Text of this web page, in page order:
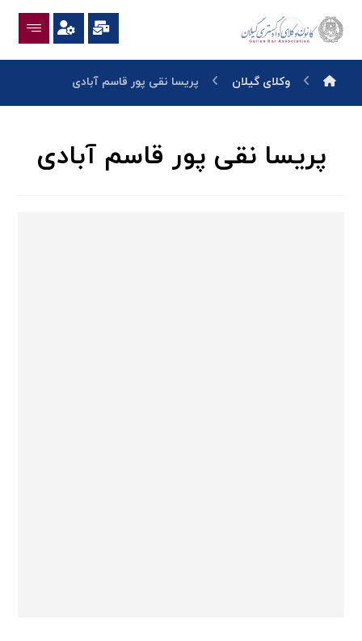
وکلای گیلان پریسا نقی پور قاسم آبادی
پریسا نقی پور قاسم آبادی